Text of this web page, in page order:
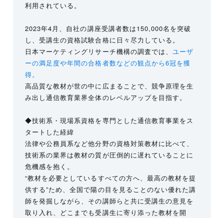
利用されている。
2023年4月、自社の講座受講者数は150,000名を突破
し、受講生の資格試験合格に日々尽力している。
日本マーケティングリサーチ機構の調査では、 ユーザ
ーの満足度や年間の合格者数などの観点から6冠を獲
得。
高品質な教材が世の中に広まることで、競争原理を生
み出し通信教育業界全体のレベルアップを目指す。
◆技術系・現場系資格を専門とした通信教育事業をス
タートした経緯
法律や公務員系など他分野の資格対策教材に比べて、
技術系の業界は教材の質が圧倒的に遅れていることに
危機感を抱く。
“教材を必要としているすべての方へ、最高の教材を提
供する”ため、全国で陽の目を見ることのない優れた講
師を発掘しながら、その講師らと共に受講生の意見を
取り入れ、どこまでも受講生に寄り添った教材を開